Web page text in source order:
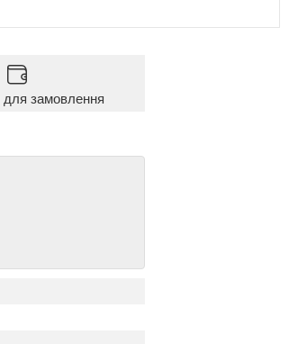
для замовлення